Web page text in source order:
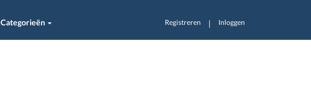
Categorieën Registreren | Inloggen